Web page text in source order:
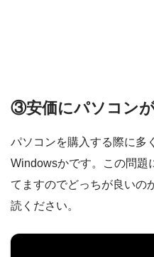
③安価にパソコン
パソコンを購入する際に多
Windowsかです。この問題
てますのでどっちが良いの
読ください。